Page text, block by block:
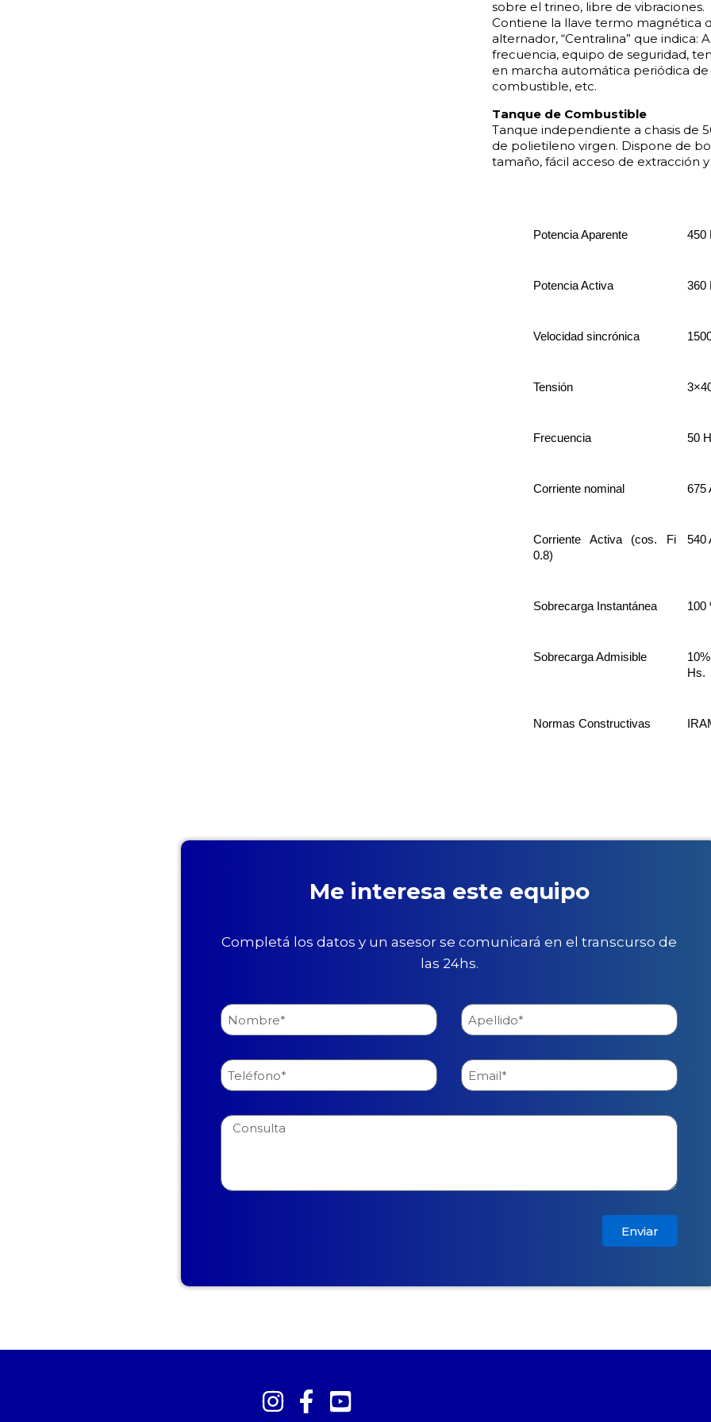
sobre el trineo, libre de vibraciones.
Contiene la llave termo magnética
alternador, “Centralina” que indica:
frecuencia, equipo de seguridad,
en marcha automática periódica
combustible, etc.
Tanque de Combustible
Tanque independiente a chasis de
de polietileno virgen. Dispone de
tamaño, fácil acceso de extracción
Potencia Aparente 450
Potencia Activa 360
Velocidad sincrónica
Tensión
Frecuencia 50
Corriente nominal 675
Corriente Activa (cos. Fi
0.8)
540
Sobrecarga Instantánea 100
Sobrecarga Admisible
Hs.
Normas Constructivas
Me interesa este equipo
Completá los datos y un asesor se comunicará en el transcurso de
las 24hs.
Enviar